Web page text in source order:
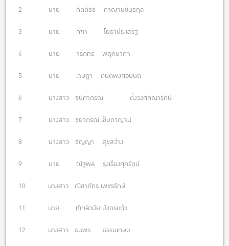
2 นาย กิตติธัช กาญจนขันธกุล
3 นาย คฑา โยธาประเสริฐ
4 นาย จิรภัทร พฤกษากิจ
5 นาย เจษฏา ตันติพงศ์อนันต์
6 นางสาว ชนิศาภรณ์ ตั้งวงศ์คณารักษ์
7 นางสาว ชยาภรณ์ เข็มกาญจน์
8 นางสาว ชัญญา สุขสว่าง
9 นาย ณัฐพล รุ่งเรืองศุภรัตน์
10 นางสาว ณิชาภัทร เพชรรักษ์
11 นาย ทักษ์ดนัย มังกรแก้ว
12 นางสาว ธนพร ธรรมเกษม